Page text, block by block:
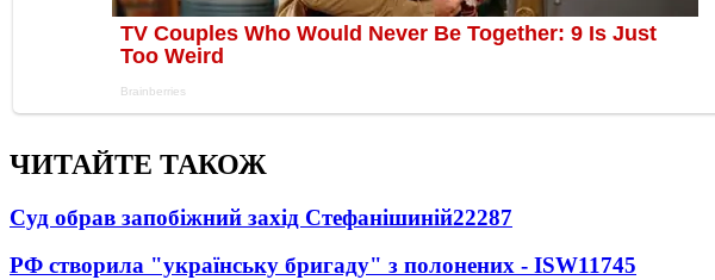
ЧИТАЙТЕ ТАКОЖ
Суд обрав запобіжний захід Стефанішиній22287
РФ створила "українську бригаду" з полонених - ISW11745